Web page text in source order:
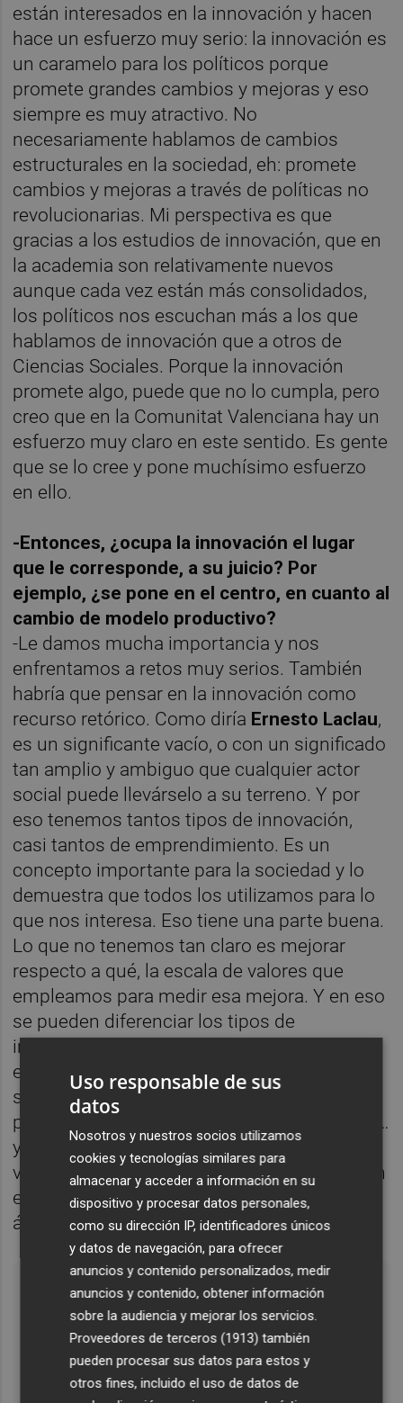
están interesados en la innovación y hacen
hace un esfuerzo muy serio: la innovación es
un caramelo para los políticos porque
promete grandes cambios y mejoras y eso
siempre es muy atractivo. No
necesariamente hablamos de cambios
estructurales en la sociedad, eh: promete
cambios y mejoras a través de políticas no
revolucionarias. Mi perspectiva es que
gracias a los estudios de innovación, que en
la academia son relativamente nuevos
aunque cada vez están más consolidados,
los políticos nos escuchan más a los que
hablamos de innovación que a otros de
Ciencias Sociales. Porque la innovación
promete algo, puede que no lo cumpla, pero
creo que en la Comunitat Valenciana hay un
esfuerzo muy claro en este sentido. Es gente
que se lo cree y pone muchísimo esfuerzo
en ello.
-Entonces, ¿ocupa la innovación el lugar
que le corresponde, a su juicio? Por
ejemplo, ¿se pone en el centro, en cuanto al
cambio de modelo productivo?
-Le damos mucha importancia y nos
enfrentamos a retos muy serios. También
habría que pensar en la innovación como
recurso retórico. Como diría Ernesto Laclau,
es un significante vacío, o con un significado
tan amplio y ambiguo que cualquier actor
social puede llevárselo a su terreno. Y por
eso tenemos tantos tipos de innovación,
casi tantos de emprendimiento. Es un
concepto importante para la sociedad y lo
demuestra que todos los utilizamos para lo
que nos interesa. Eso tiene una parte buena.
Lo que no tenemos tan claro es mejorar
respecto a qué, la escala de valores que
empleamos para medir esa mejora. Y en eso
se pueden diferenciar los tipos de
innovación. Antes, el concepto venía de la
economía, y de algunos economistas:
siempre se ha relacionado con
productividad, comportamiento económico…
y ahora estamos ampliando esa escala de
valores para medir las mejoras, que no serán
exclusivamente económicas, aunque ese
ámbito sea importante.
"aÚN TENEMOS LA IDEA DE INDIVIDUOS
EXCEPCIONALES QUE SOBRESALEN,
PERO SIEMPRE HAY INTERACCIÓN
ENTRE DIFERENTES ACTORES, REDES Y
SISTEMAs"
Uso responsable de sus
datos
Nosotros y nuestros socios utilizamos
cookies y tecnologías similares para
almacenar y acceder a información en su
dispositivo y procesar datos personales,
como su dirección IP, identificadores únicos
y datos de navegación, para ofrecer
anuncios y contenido personalizados, medir
anuncios y contenido, obtener información
sobre la audiencia y mejorar los servicios.
Proveedores de terceros (1913) también
pueden procesar sus datos para estos y
otros fines, incluido el uso de datos de